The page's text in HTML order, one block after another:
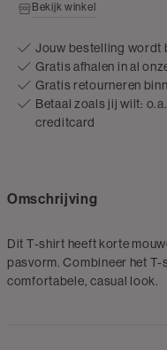
Bekijk winkel
Jouw bestelling wordt
Gratis afhalen in al
Gratis retourneren
Betaal zoals jij wilt:
creditcard
Omschrijving
Dit T-shirt heeft korte
pasvorm. Combineer het T-
comfortabele, casual look.